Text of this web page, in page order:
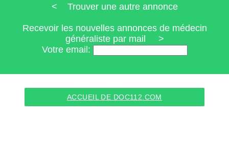
< Trouver une autre annonce
Recevoir les nouvelles annonces de médecin
généraliste par mail >
Votre email:
ACCUEIL DE DOC112.COM